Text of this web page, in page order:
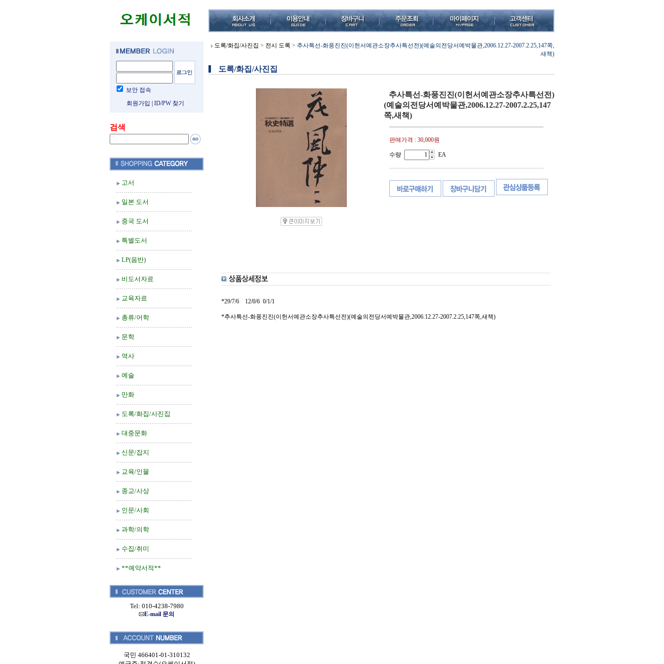
보안 접속
회원가입
ID/PW 찾기
검색
고서
일본 도서
중국 도서
특별도서
LP(음반)
비도서자료
교육자료
총류/어학
문학
역사
예술
만화
도록/화집/사진집
대중문화
신문/잡지
교육/인물
종교/사상
인문/사회
과학/의학
수집/취미
**예약서적**
Tel: 010-4238-7980
E-mail 문의
국민 466401-01-310132
도록/화집/사진집 > 전시 도록 > 추사특선-화풍진진(이헌서예관소장추사특선전)(예술의전당서예박물관,2006.12.27-2007.2.25,147쪽,
새책)
도록/화집/사진집
추사특선-화풍진진(이헌서예관소장추사특선전)
(예술의전당서예박물관,2006.12.27-2007.2.25,147
쪽,새책)
판매가격 : 30,000원
수량 EA
*29/7/6 12/0/6 0/1/1
*추사특선-화풍진진(이헌서예관소장추사특선전)(예술의전당서예박물관,2006.12.27-2007.2.25,147쪽,새책)